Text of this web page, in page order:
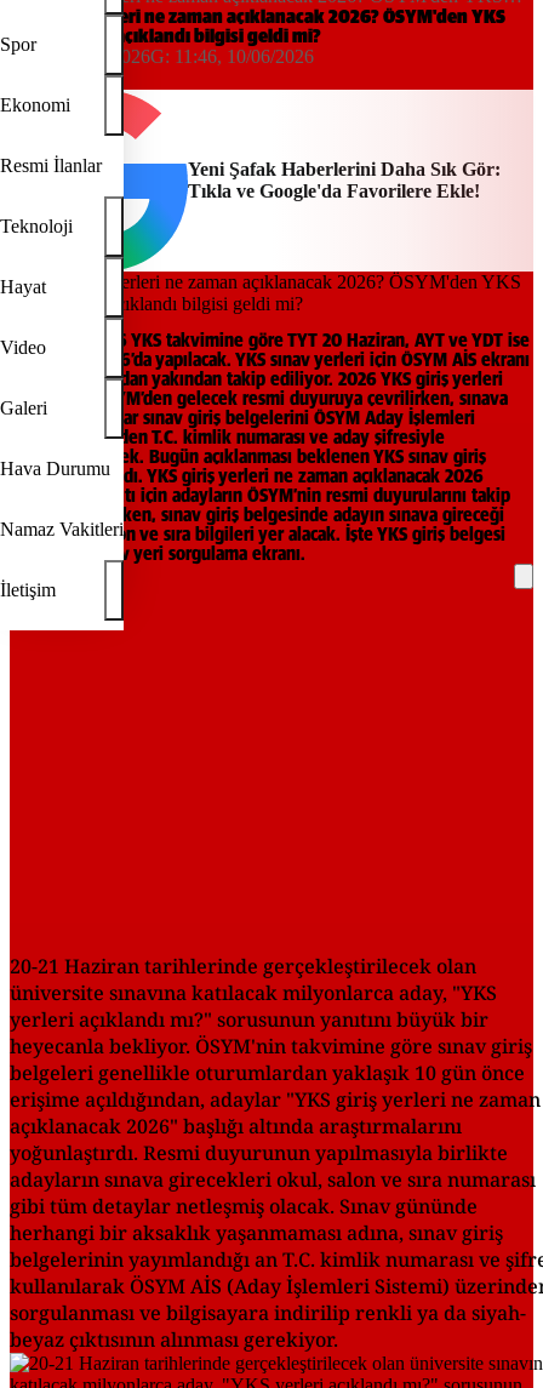
Spor
Ekonomi
Resmi İlanlar
Teknoloji
Hayat
Video
Galeri
Hava Durumu
Namaz Vakitleri
İletişim
sınav yerleri açıklandı bilgisi geldi mi?
YKS giriş yerleri ne zaman açıklanacak 2026? ÖSYM'den YKS
sınav yerleri açıklandı bilgisi geldi mi?
09:34, 10/06/2026G: 11:46, 10/06/2026
Yeni Şafak Haberlerini Daha Sık Gör:
Tıkla ve Google'da Favorilere Ekle!
ÖSYM’nin 2026 YKS takvimine göre TYT 20 Haziran, AYT ve YDT ise
21 Haziran 2026’da yapılacak. YKS sınav yerleri için ÖSYM AİS ekranı
adaylar tarafından yakından takip ediliyor. 2026 YKS giriş yerleri
için gözler ÖSYM’den gelecek resmi duyuruya çevrilirken, sınava
katılacak adaylar sınav giriş belgelerini ÖSYM Aday İşlemleri
Sistemi üzerinden T.C. kimlik numarası ve aday şifresiyle
sorgulayabilecek. Bugün açıklanması beklenen YKS sınav giriş
belgesi açıklandı. YKS giriş yerleri ne zaman açıklanacak 2026
sorusunun yanıtı için adayların ÖSYM’nin resmi duyurularını takip
etmesi gerekirken, sınav giriş belgesinde adayın sınava gireceği
okul, bina, salon ve sıra bilgileri yer alacak. İşte YKS giriş belgesi
ÖSYM AİS sınav yeri sorgulama ekranı.
20-21 Haziran tarihlerinde gerçekleştirilecek olan
üniversite sınavına katılacak milyonlarca aday, "YKS
yerleri açıklandı mı?" sorusunun yanıtını büyük bir
heyecanla bekliyor. ÖSYM'nin takvimine göre sınav giriş
belgeleri genellikle oturumlardan yaklaşık 10 gün önce
erişime açıldığından, adaylar "YKS giriş yerleri ne zaman
açıklanacak 2026" başlığı altında araştırmalarını
yoğunlaştırdı. Resmi duyurunun yapılmasıyla birlikte
adayların sınava girecekleri okul, salon ve sıra numarası
gibi tüm detaylar netleşmiş olacak. Sınav gününde
herhangi bir aksaklık yaşanmaması adına, sınav giriş
belgelerinin yayımlandığı an T.C. kimlik numarası ve
kullanılarak ÖSYM AİS (Aday İşlemleri Sistemi)
sorgulanması ve bilgisayara indirilip renkli ya da siyah-
beyaz çıktısının alınması gerekiyor.